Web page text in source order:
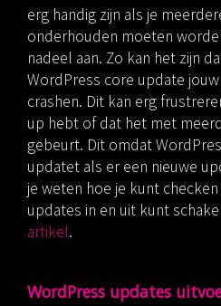
erg handig zijn als je
onderhouden moeten
nadeel aan. Zo kan het zijn
WordPress core update
crashen. Dit kan erg
up hebt of dat het met
gebeurt. Dit omdat
updatet als er een nieuwe
je weten hoe je kunt
updates in en uit kunt
artikel.
WordPress updates